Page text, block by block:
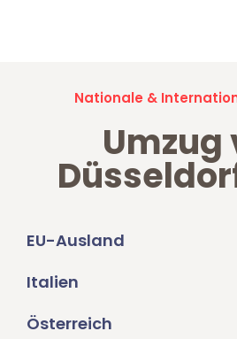
Nationale &
Umzug
EU-Ausland
Italien
Österreich